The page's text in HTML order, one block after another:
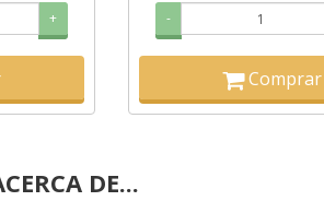
+ -
Comprar
DE...